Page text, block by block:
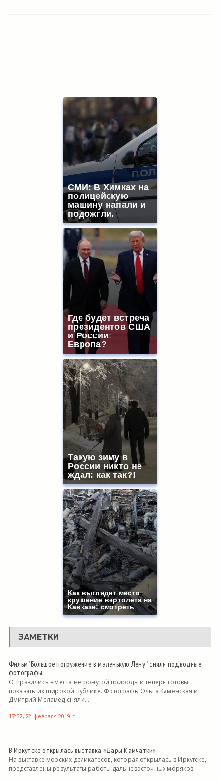
СМИ: В Химках на
полицейскую
машину напали и
подожгли.
Где будет встреча
президентов США
и России:
Европа?
Такую зиму в
России никто не
ждал: как так?!
Как выглядит место
крушение вертолета на
Кавказе: смотреть
ЗАМЕТКИ
Фильм "Большое погружение в маленькую Лену " сняли подводные
фотографы
Отправились в места нетронутой природы и теперь готовы
показать их широкой публике. Фотографы Ольга Каменская и
Дмитрий Меламед сняли...
17:52, 22 февраля 2019 г.
В Иркутске открылась выставка «Дары Камчатки»
На выставке морских деликатесов, которая открылась в Иркутске,
представлены результаты работы дальневосточных моряков.